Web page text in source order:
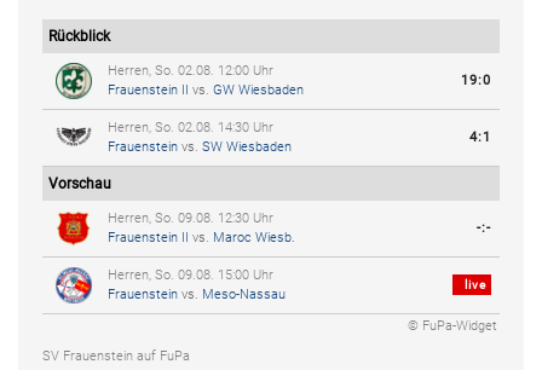
Rückblick
Herren, So. 02.08. 12:00 Uhr
Frauenstein II vs. GW Wiesbaden
19:0
Herren, So. 02.08. 14:30 Uhr
Frauenstein vs. SW Wiesbaden
4:1
Vorschau
Herren, So. 09.08. 12:30 Uhr
Frauenstein II vs. Maroc Wiesb.
-:-
Herren, So. 09.08. 15:00 Uhr
Frauenstein vs. Meso-Nassau
live
© FuPa-Widget
SV Frauenstein auf FuPa